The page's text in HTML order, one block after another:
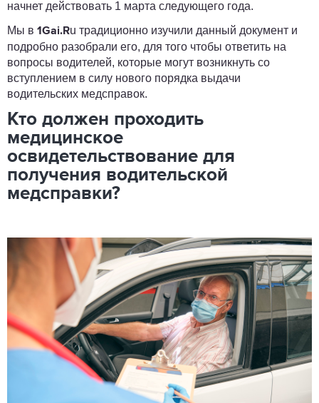
начнет действовать 1 марта следующего года.
Мы в 1Gai.Ru традиционно изучили данный документ и
подробно разобрали его, для того чтобы ответить на
вопросы водителей, которые могут возникнуть со
вступлением в силу нового порядка выдачи
водительских медсправок.
Кто должен проходить
медицинское
освидетельствование для
получения водительской
медсправки?